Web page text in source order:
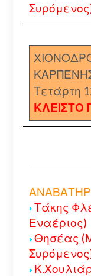
Τετάρτη
ΚΛΕΙΣΤΟ
Τάκης
Εναέριος)
Θησέας